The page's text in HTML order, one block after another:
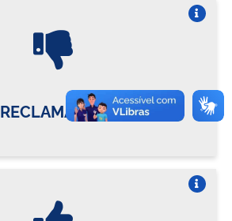
RECLAMAÇÃO